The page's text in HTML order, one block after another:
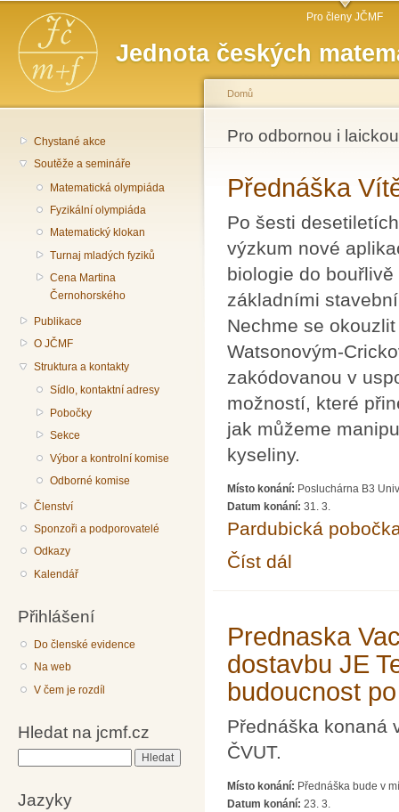
Jednota českých
Hlavní menu Pro členy JČMF
Chystané akce
Soutěže a semináře
Matematická olympiáda
Fyzikální olympiáda
Matematický klokan
Turnaj mladých fyziků
Cena Martina
Černohorského
Publikace
O JČMF
Struktura a kontakty
Sídlo, kontaktní adresy
Pobočky
Sekce
Výbor a kontrolní komise
Odborné komise
Členství
Sponzoři a podporovatelé
Odkazy
Kalendář
Přihlášení
Do členské evidence
Na web
V čem je rozdíl
Hledat na jcmf.cz
Jazyky
Jste zde
Domů
Pro odbornou i
Přednáška
Po šesti
výzkum nové
biologie do
základními
Nechme se
Watsonovým-
zakódovanou v
možností, které
jak můžeme
kyseliny.
Místo konání: Posluchárna B3
Datum konání: 31. 3.
Pardubická
Číst dál
Prednaska
dostavbu JE
budoucnost
Přednáška konaná
ČVUT.
Místo konání: Přednáška bude v
Datum konání: 23. 3.